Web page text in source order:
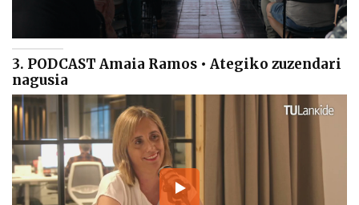
3. PODCAST Amaia Ramos • Ategiko zuzendari
nagusia